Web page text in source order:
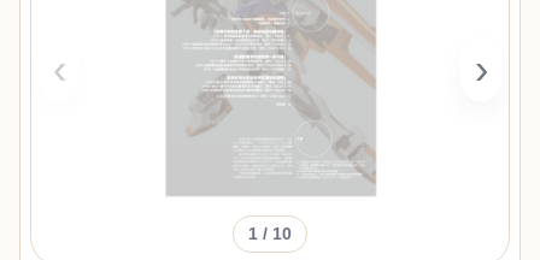
‹ ›
1 / 10